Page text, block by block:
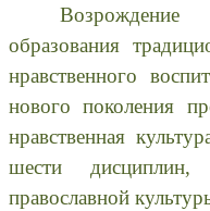
образования
нравственного
нового поколения
нравственная
шести
православной